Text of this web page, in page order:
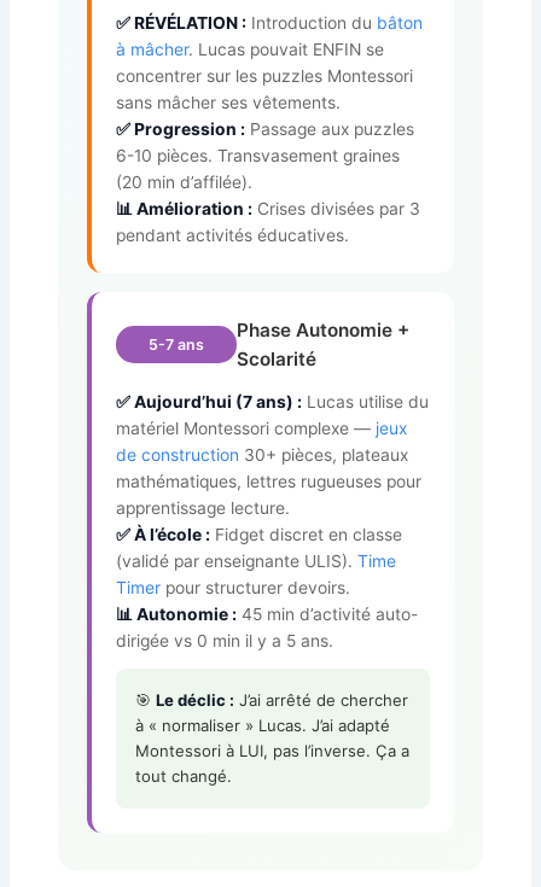
✅ RÉVÉLATION :Introduction du bâton
à mâcher. Lucas pouvait ENFIN se
concentrer sur les puzzles Montessori
sans mâcher ses vêtements.
✅ Progression :Passage aux puzzles
6-10 pièces. Transvasement graines
(20 min d’affilée).
📊 Amélioration :Crises divisées par 3
pendant activités éducatives.
5-7 ans
Phase Autonomie +
Scolarité
✅ Aujourd’hui (7 ans) :Lucas utilise du
matériel Montessori complexe — jeux
de construction 30+ pièces, plateaux
mathématiques, lettres rugueuses pour
apprentissage lecture.
✅ À l’école :Fidget discret en classe
(validé par enseignante ULIS). Time
Timerpour structurer devoirs.
📊 Autonomie :45 min d’activité auto-
dirigée vs 0 min il y a 5 ans.
🎯 Le déclic : J’ai arrêté de chercher
à « normaliser » Lucas. J’ai adapté
Montessori à LUI, pas l’inverse. Ça a
tout changé.